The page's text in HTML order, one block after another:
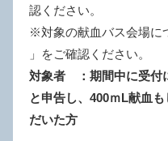
認ください。
※対象の献血バス会場に
」をご確認ください。
対象者 ：期間中に受付
と申告し、400ｍL献血
だいた方